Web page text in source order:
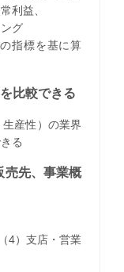
利益、
グ
指標を基に算
比較できる
生産性）の業界
る
売先、事業概
4）支店・営業